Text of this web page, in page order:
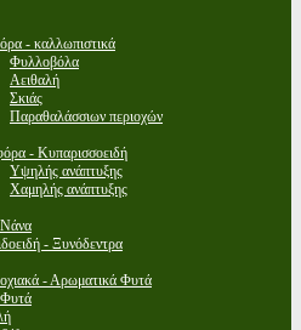
- καλλωπιστικά
Φυλλοβόλα
Αειθαλή
Σκιάς
Παραθαλάσσιων περιοχών
- Κυπαρισσοειδή
Υψηλής ανάπτυξης
Χαμηλής ανάπτυξης
- Ξυνόδεντρα
- Αρωματικά Φυτά